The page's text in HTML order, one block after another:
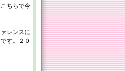
ちらで今
レンスに
す。２０